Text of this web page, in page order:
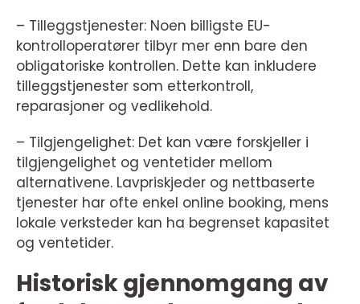
– Tilleggstjenester: Noen billigste EU-
kontrolloperatører tilbyr mer enn bare den
obligatoriske kontrollen. Dette kan inkludere
tilleggstjenester som etterkontroll,
reparasjoner og vedlikehold.
– Tilgjengelighet: Det kan være forskjeller i
tilgjengelighet og ventetider mellom
alternativene. Lavpriskjeder og nettbaserte
tjenester har ofte enkel online booking, mens
lokale verksteder kan ha begrenset kapasitet
og ventetider.
Historisk gjennomgang av